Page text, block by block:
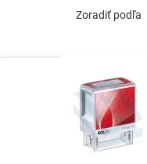
Zoradiť podľa